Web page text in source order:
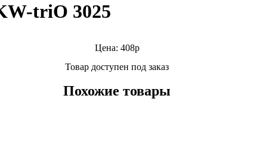
triO 3025
Цена: 408р
Товар доступен под заказ
Похожие товары